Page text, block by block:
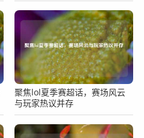
聚焦lol夏季赛超话，赛场风云
与玩家热议并存